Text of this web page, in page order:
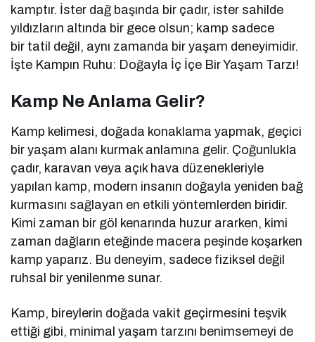
kamptır. İster dağ başında bir çadır, ister sahilde
yıldızların altında bir gece olsun; kamp sadece
bir tatil değil, aynı zamanda bir yaşam deneyimidir.
İşte Kampın Ruhu: Doğayla İç İçe Bir Yaşam Tarzı!
Kamp Ne Anlama Gelir?
Kamp kelimesi, doğada konaklama yapmak, geçici
bir yaşam alanı kurmak anlamına gelir. Çoğunlukla
çadır, karavan veya açık hava düzenekleriyle
yapılan kamp, modern insanın doğayla yeniden bağ
kurmasını sağlayan en etkili yöntemlerden biridir.
Kimi zaman bir göl kenarında huzur ararken, kimi
zaman dağların eteğinde macera peşinde koşarken
kamp yaparız. Bu deneyim, sadece fiziksel değil
ruhsal bir yenilenme sunar.
Kamp, bireylerin doğada vakit geçirmesini teşvik
ettiği gibi, minimal yaşam tarzını benimsemeyi de